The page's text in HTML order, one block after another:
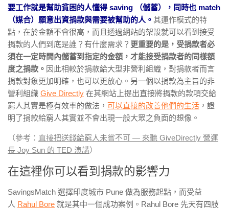
要工作就是幫助貧困的人懂得 saving （儲蓄），同時也 match
（媒合）願意出資捐款與需要被幫助的人。 其運作模式的特
點，在於金額不會很高，而且透過網站的架設就可以看到接受
捐款的人們到底是誰？有什麼需求？ 更重要的是，受捐款者必
須在一定時間內儲蓄到指定的金額，才能接受捐款者的同樣額
度之捐款。 因此相較於捐款給大型非營利組織，對捐款者而言
捐款對象更加明確，也可以更放心。另一個以捐款為主旨的非
營利組織 Give Directly 在其網站上提出直接將捐款的款項交給
窮人其實是極有效率的做法， 可以直接的改善他們的生活 ，證
明了捐款給窮人其實並不會出現一般大眾之負面的想像。
（參考： 直接把送錢給窮人未嘗不可 — 來聽 GiveDirectly 營運
長 Joy Sun 的 TED 演講）
在這裡你可以看到捐款的影響力
SavingsMatch 選擇印度城市 Pune 做為服務起點，而受益
人 Rahul Bore 就是其中一個成功案例。Rahul Bore 先天有四肢